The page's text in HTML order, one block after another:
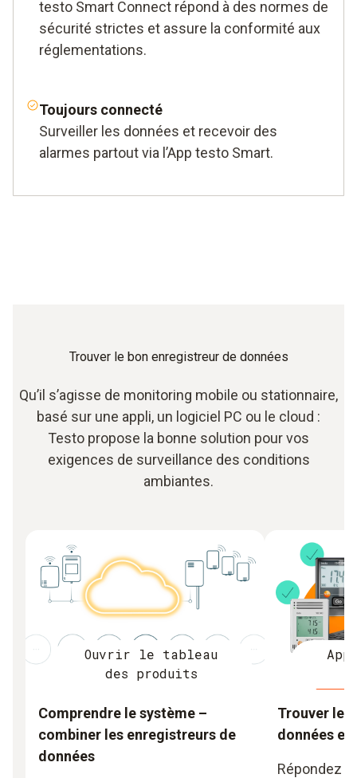
testo Smart Connect répond à des normes de
sécurité strictes et assure la conformité aux
réglementations.
Toujours connecté
Surveiller les données et recevoir des
alarmes partout via l’App testo Smart.
Trouver le bon enregistreur de données
Qu’il s’agisse de monitoring mobile ou stationnaire,
basé sur une appli, un logiciel PC ou le cloud :
Testo propose la bonne solution pour vos
exigences de surveillance des conditions
ambiantes.
Ouvrir le tableau
des produits
Comprendre le système –
combiner les enregistreurs de
données
Trouver le
données
Répondez